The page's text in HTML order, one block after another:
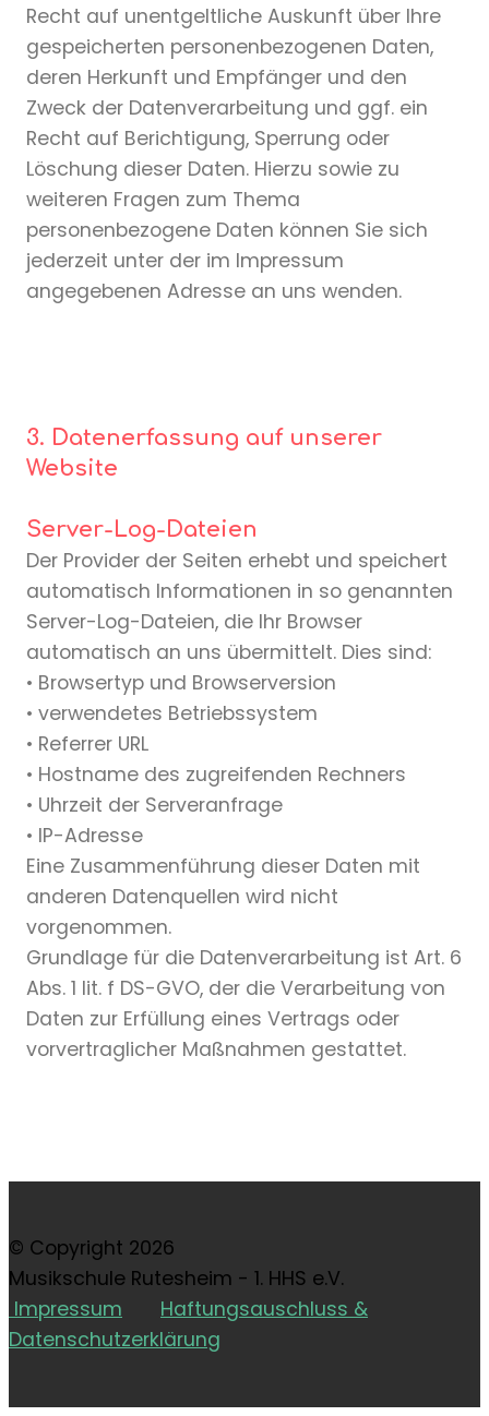
Recht auf unentgeltliche Auskunft über Ihre
gespeicherten personenbezogenen Daten,
deren Herkunft und Empfänger und den
Zweck der Datenverarbeitung und ggf. ein
Recht auf Berichtigung, Sperrung oder
Löschung dieser Daten. Hierzu sowie zu
weiteren Fragen zum Thema
personenbezogene Daten können Sie sich
jederzeit unter der im Impressum
angegebenen Adresse an uns wenden.
3. Datenerfassung auf unserer
Website
Server-Log-Dateien
Der Provider der Seiten erhebt und speichert
automatisch Informationen in so genannten
Server-Log-Dateien, die Ihr Browser
automatisch an uns übermittelt. Dies sind:
• Browsertyp und Browserversion
• verwendetes Betriebssystem
• Referrer URL
• Hostname des zugreifenden Rechners
• Uhrzeit der Serveranfrage
• IP-Adresse
Eine Zusammenführung dieser Daten mit
anderen Datenquellen wird nicht
vorgenommen.
Grundlage für die Datenverarbeitung ist Art. 6
Abs. 1 lit. f DS-GVO, der die Verarbeitung von
Daten zur Erfüllung eines Vertrags oder
vorvertraglicher Maßnahmen gestattet.
© Copyright 2026
Musikschule Rutesheim - 1. HHS e.V.
Impressum
Haftungsauschluss &
Datenschutzerklärung